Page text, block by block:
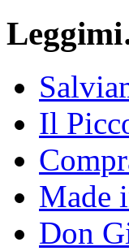
Il
Made
Don